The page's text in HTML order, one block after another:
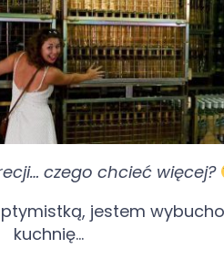
czego chcieć więcej?
jestem
kuchnię…